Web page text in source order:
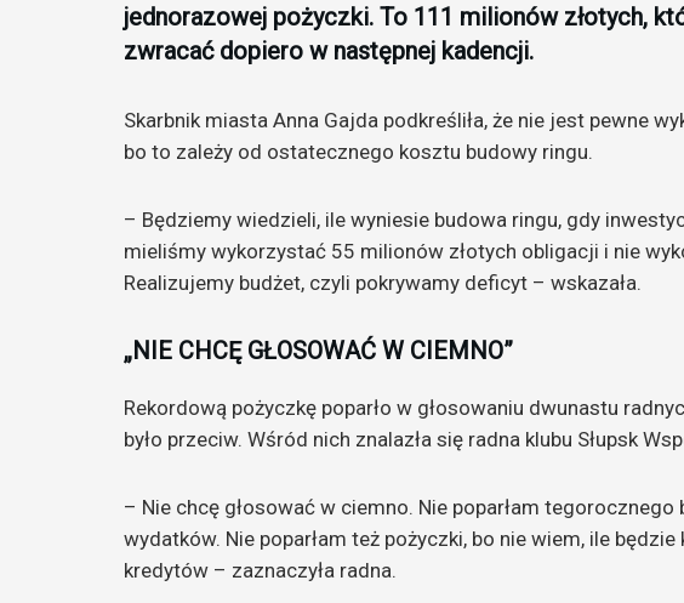
jednorazowej pożyczki. To 111 milionów złotych,
zwracać dopiero w następnej kadencji.
Skarbnik miasta Anna Gajda podkreśliła, że nie jest pewne
bo to zależy od ostatecznego kosztu budowy ringu.
– Będziemy wiedzieli, ile wyniesie budowa ringu, gdy
mieliśmy wykorzystać 55 milionów złotych obligacji i nie
Realizujemy budżet, czyli pokrywamy deficyt – wskazała.
„NIE CHCĘ GŁOSOWAĆ W CIEMNO”
Rekordową pożyczkę poparło w głosowaniu dwunastu
było przeciw. Wśród nich znalazła się radna klubu Słupsk
– Nie chcę głosować w ciemno. Nie poparłam
wydatków. Nie poparłam też pożyczki, bo nie wiem, ile
kredytów – zaznaczyła radna.